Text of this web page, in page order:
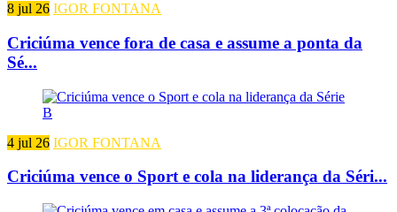
8 jul 26 IGOR FONTANA
Criciúma vence fora de casa e assume a ponta da
Sé...
4 jul 26 IGOR FONTANA
Criciúma vence o Sport e cola na liderança da Séri...